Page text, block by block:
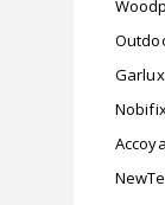
Garlux
Accoya